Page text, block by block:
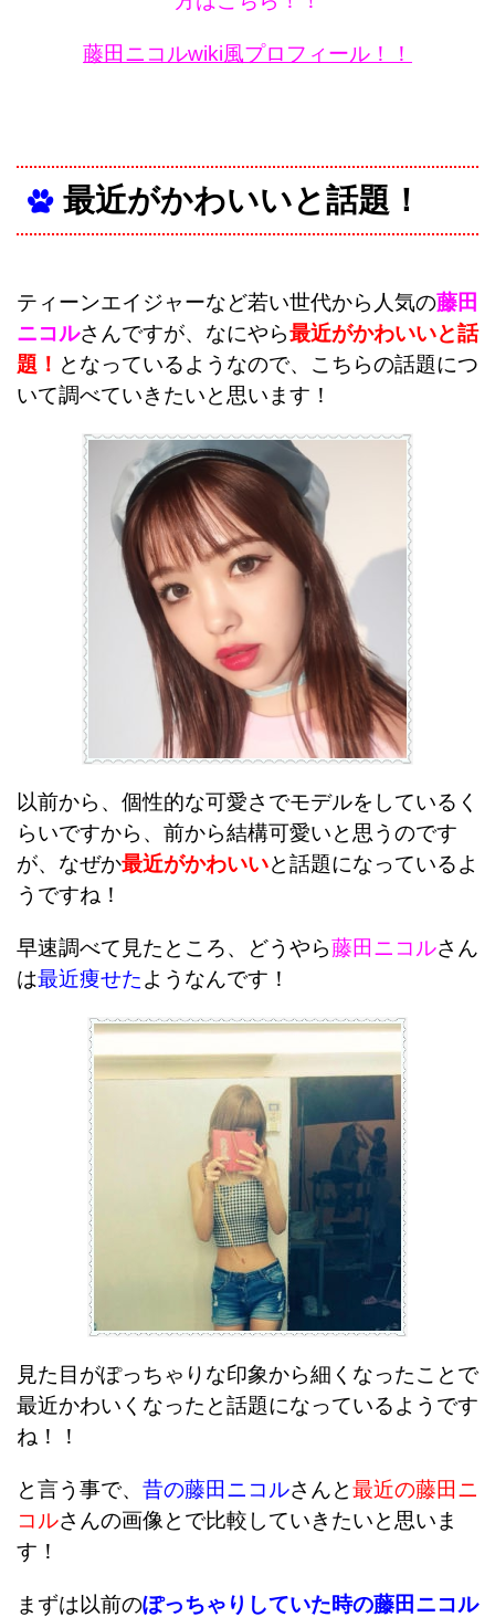
藤田ニコルwiki風プロフィール！！
最近がかわいいと話題！
ティーンエイジャーなど若い世代から人気の藤田
ニコルさんですが、なにやら最近がかわいいと話
題！ となっているようなので、こちらの話題につ
いて調べていきたいと思います！
以前から、個性的な可愛さでモデルをしているく
らいですから、 前から結構可愛いと思うのです
が、なぜか最近がかわいいと話題になっているよ
うですね！
早速調べて見たところ、どうやら藤田ニコルさん
は最近痩せたようなんです！
見た目がぽっちゃりな印象から細くなったことで
最近かわいくなったと話題になっているようです
ね！！
と言う事で、 昔の藤田ニコルさんと最近の藤田ニ
コルさんの画像とで比較していきたいと思いま
す！
まずは以前のぽっちゃりしていた時の藤田ニコル